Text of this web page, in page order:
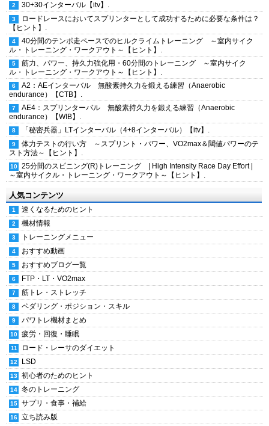
30+30インターバル【itv】.
ロードレースにおいてスプリンターとして成功するために必要な条件は？
【ヒント】.
40分間のテンポ走ペースでのヒルクライムトレーニング ～室内サイク
ル・トレーニング・ワークアウト～【ヒント】.
筋力、パワー、持久力強化用・60分間のトレーニング ～室内サイク
ル・トレーニング・ワークアウト～【ヒント】.
A2：AEインターバル 無酸素持久力を鍛える練習（Anaerobic
endurance）【CTB】.
AE4：スプリンターバル 無酸素持久力を鍛える練習（Anaerobic
endurance）【WIB】.
「秘密兵器」LTインターバル（4+8インターバル）【itv】.
体力テストの行い方 ～スプリント・パワー、VO2max＆閾値パワーのテ
スト方法～【ヒント】.
25分間のスピニング(R)トレーニング | High Intensity Race Day Effort |
～室内サイクル・トレーニング・ワークアウト～【ヒント】.
人気コンテンツ
速くなるためのヒント
機材情報
トレーニングメニュー
おすすめ動画
おすすめブログ一覧
FTP・LT・VO2max
筋トレ・ストレッチ
ペダリング・ポジション・スキル
パワトレ機材まとめ
疲労・回復・睡眠
ロード・レーサのダイエット
LSD
初心者のためのヒント
冬のトレーニング
サプリ・食事・補給
立ち読み版